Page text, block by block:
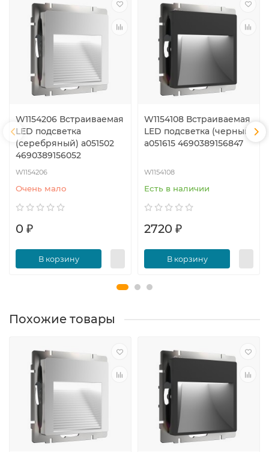
W1154206 Встраиваемая
LED подсветка
(серебряный) a051502
4690389156052
W1154206
Очень мало
0 ₽
В корзину
W1154108 Встраиваемая
LED подсветка (черный)
a051615 4690389156847
W1154108
Есть в наличии
2720 ₽
В корзину
Похожие товары